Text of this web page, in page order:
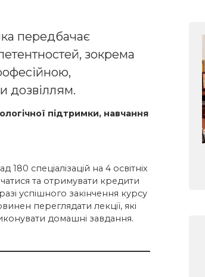
передбачає
зокрема
дозвіллям.
підтримки, навчання
спеціалізацій на 4 освітніх
та отримувати кредити
успішного закінчення курсу
переглядати лекції, які
домашні завдання.